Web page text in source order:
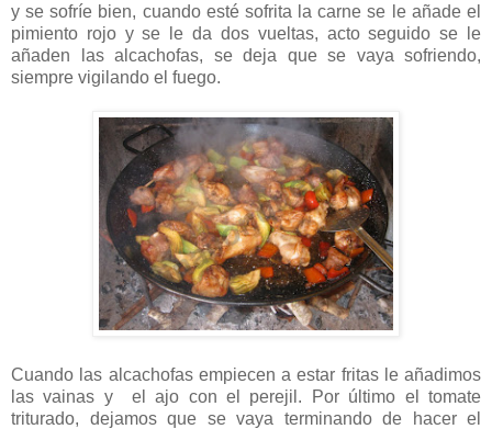
y se sofríe bien, cuando esté sofrita la carne se le añade el
pimiento rojo y se le da dos vueltas, acto seguido se le
añaden las alcachofas, se deja que se vaya sofriendo,
siempre vigilando el fuego.
Cuando las alcachofas empiecen a estar fritas le añadimos
las vainas y el ajo con el perejil. Por último el tomate
triturado, dejamos que se vaya terminando de hacer el